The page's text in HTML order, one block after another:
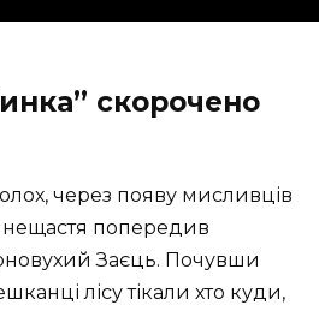
скорочено
через появу мисливців
попередив
Заєць. Почувши
лісу тікали хто куди,